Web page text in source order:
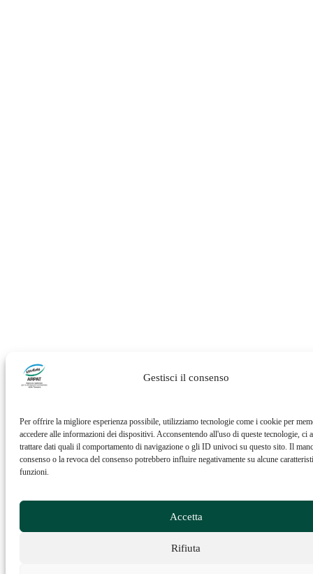
Gestisci il consenso
Per offrire la migliore esperienza possibile, utilizziamo tecnologie come i cookie per
accedere alle informazioni dei dispositivi. Acconsentendo all'uso di queste tecnologie, ci
trattare dati quali il comportamento di navigazione o gli ID univoci su questo sito. Il
consenso o la revoca del consenso potrebbero influire negativamente su alcune
funzioni.
Accetta
Rifiuta